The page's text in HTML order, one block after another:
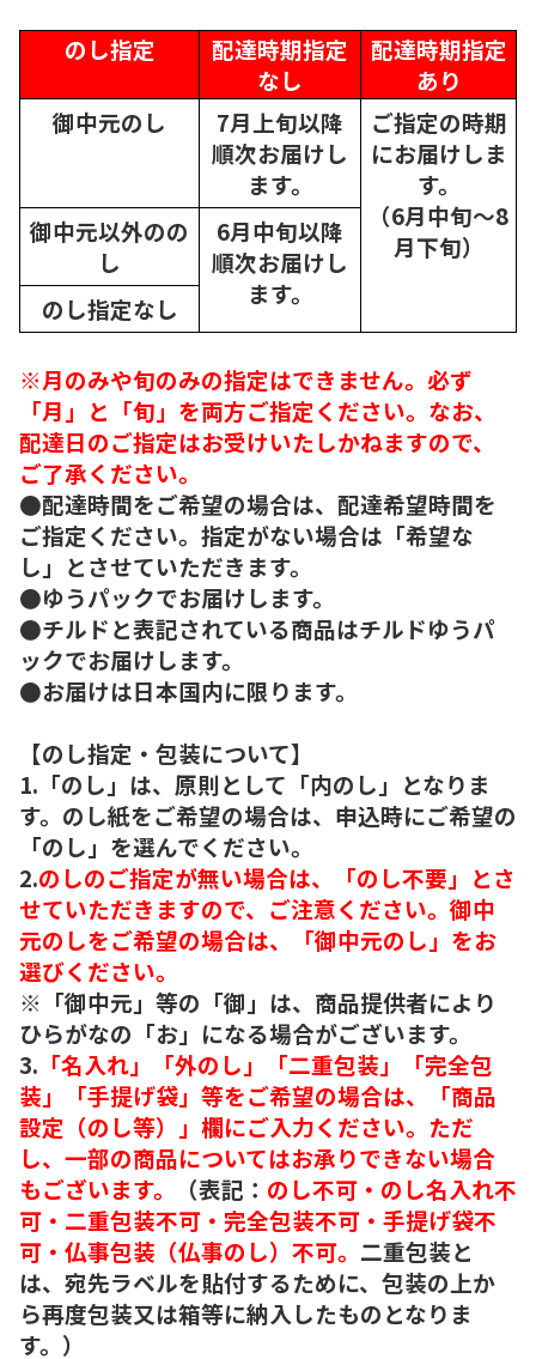
のし指定
配達時期指定
なし
配達時期指定
あり
御中元のし
7月上旬以降
順次お届けし
ます。
ご指定の時期
にお届けしま
す。
（6月中旬～8
月下旬）
御中元以外のの
し
6月中旬以降
順次お届けし
ます。
のし指定なし
※月のみや旬のみの指定はできません。必ず
「月」と「旬」を両方ご指定ください。なお、
配達日のご指定はお受けいたしかねますので、
ご了承ください。
●配達時間をご希望の場合は、配達希望時間を
ご指定ください。指定がない場合は「希望な
し」とさせていただきます。
●ゆうパックでお届けします。
●チルドと表記されている商品はチルドゆうパ
ックでお届けします。
●お届けは日本国内に限ります。
【のし指定・包装について】
1.「のし」は、原則として「内のし」となりま
す。のし紙をご希望の場合は、申込時にご希望の
「のし」を選んでください。
2.のしのご指定が無い場合は、「のし不要」とさ
せていただきますので、ご注意ください。御中
元のしをご希望の場合は、「御中元のし」をお
選びください。
※「御中元」等の「御」は、商品提供者により
ひらがなの「お」になる場合がございます。
3. 「名入れ」「外のし」「二重包装」「完全包
装」「手提げ袋」等をご希望の場合は、「商品
設定（のし等）」欄にご入力ください。ただ
し、一部の商品についてはお承りできない場合
もございます。
（表記： のし不可・のし名入れ不
可・二重包装不可・完全包装不可・手提げ袋不
可・仏事包装（仏事のし）不可。 二重包装と
は、宛先ラベルを貼付するために、包装の上か
ら再度包装又は箱等に納入したものとなりま
す。）